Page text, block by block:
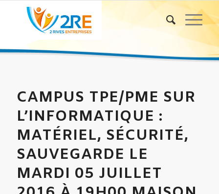
CAMPUS TPE/PME SUR
L’INFORMATIQUE :
MATÉRIEL, SÉCURITÉ,
SAUVEGARDE LE
MARDI 05 JUILLET